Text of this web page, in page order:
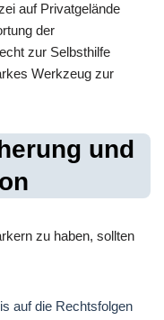
auf Privatgelände
der
zur Selbsthilfe
Werkzeug zur
und
zu haben, sollten
auf die Rechtsfolgen